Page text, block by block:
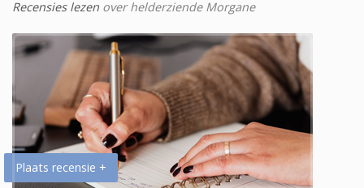
Recensies lezen over helderziende Morgane
Plaats recensie +